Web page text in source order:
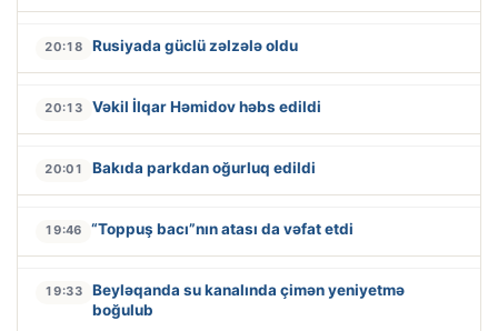
20:18 Rusiyada güclü zəlzələ oldu
20:13 Vəkil İlqar Həmidov həbs edildi
20:01 Bakıda parkdan oğurluq edildi
19:46 “Toppuş bacı”nın atası da vəfat etdi
19:33
Beyləqanda su kanalında çimən yeniyetmə
boğulub